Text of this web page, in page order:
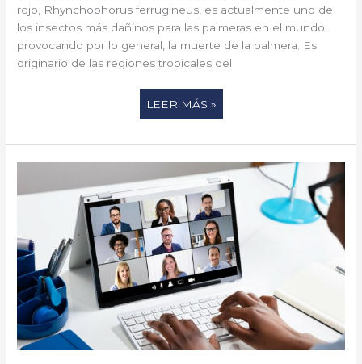
rojo, Rhynchophorus ferrugineus, es actualmente uno de
los insectos más dañinos para las palmeras en el mundo,
provocando por lo general, la muerte de la palmera. Es
originario de las regiones tropicales del
LEER MÁS »
FORMACIÓN
BONIFICADA
MEDIANTE
AULA
VIRTUAL